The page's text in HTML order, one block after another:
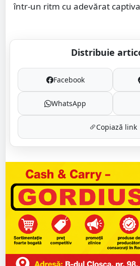
într-un ritm cu adevărat
Distribuie
Facebook
WhatsApp
Copiază link